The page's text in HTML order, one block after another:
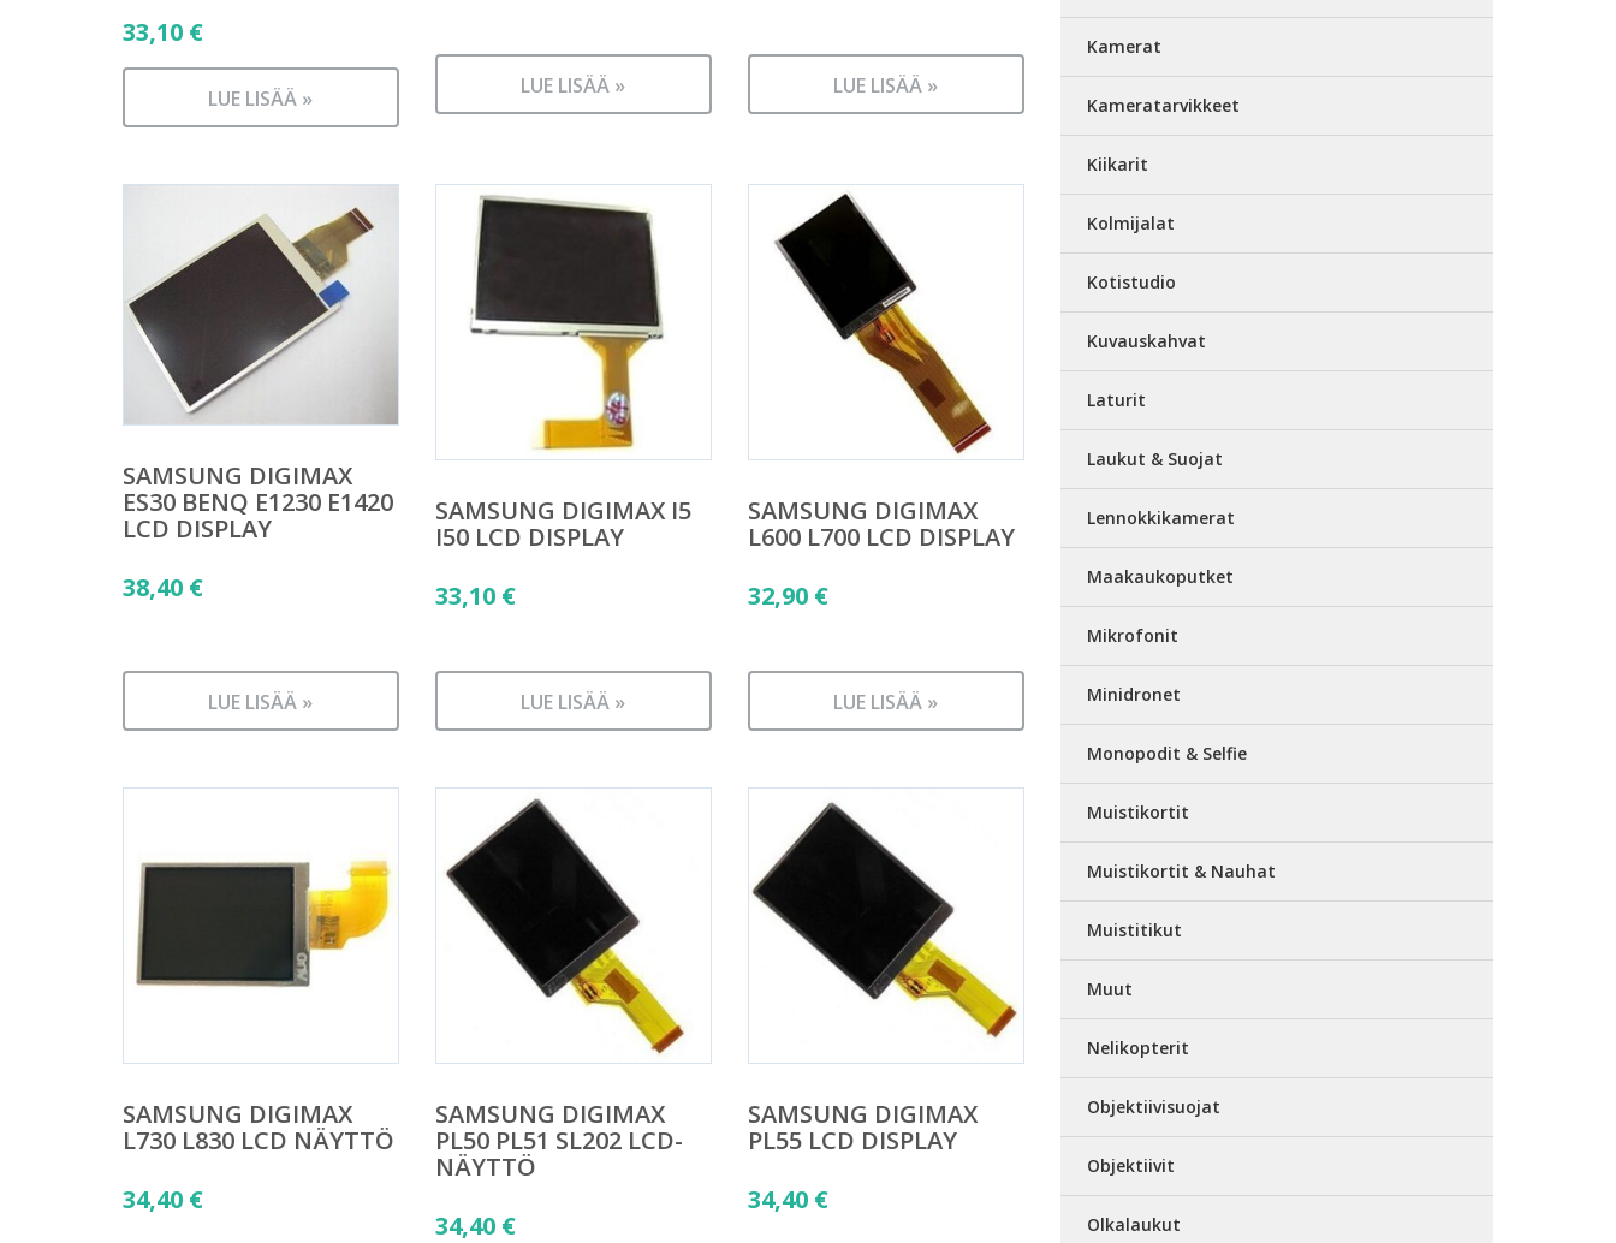
33,10 €
LUE LISÄÄ » LUE LISÄÄ » LUE LISÄÄ »
SAMSUNG DIGIMAX
ES30 BENQ E1230 E1420
LCD DISPLAY
38,40 €
LUE LISÄÄ »
SAMSUNG DIGIMAX I5
I50 LCD DISPLAY
33,10 €
LUE LISÄÄ »
SAMSUNG DIGIMAX
L600 L700 LCD DISPLAY
32,90 €
LUE LISÄÄ »
SAMSUNG DIGIMAX
L730 L830 LCD NÄYTTÖ
34,40 €
SAMSUNG DIGIMAX
PL50 PL51 SL202 LCD-
NÄYTTÖ
34,40 €
SAMSUNG DIGIMAX
PL55 LCD DISPLAY
34,40 €
Kamerat
Kameratarvikkeet
Kiikarit
Kolmijalat
Kotistudio
Kuvauskahvat
Laturit
Laukut & Suojat
Lennokkikamerat
Maakaukoputket
Mikrofonit
Minidronet
Monopodit & Selfie
Muistikortit
Muistikortit & Nauhat
Muistitikut
Muut
Nelikopterit
Objektiivisuojat
Objektiivit
Olkalaukut